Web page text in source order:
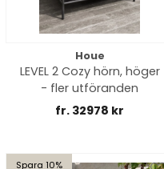
Houe
LEVEL 2 Cozy hörn, höger
- fler utföranden
fr. 32978 kr
Spara 10%